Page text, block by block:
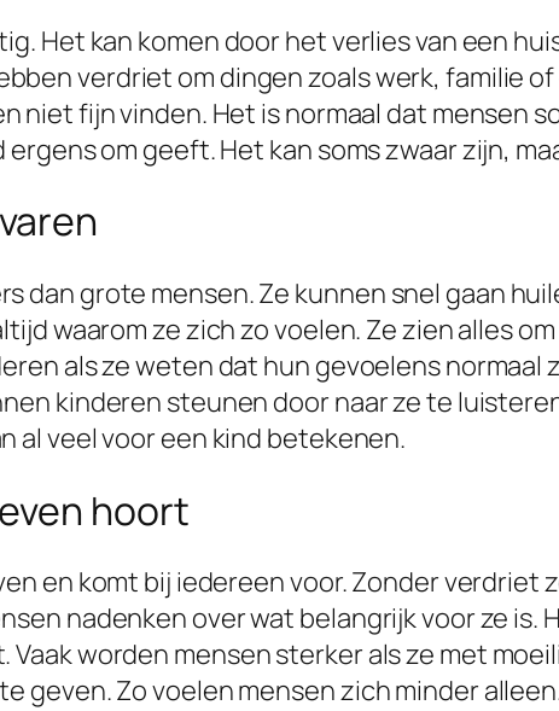
Het kan komen door het verlies van een
verdriet om dingen zoals werk, familie
niet fijn vinden. Het is normaal dat mensen
om geeft. Het kan soms zwaar zijn,
dan grote mensen. Ze kunnen snel gaan
waarom ze zich zo voelen. Ze zien alles
als ze weten dat hun gevoelens normaal
kinderen steunen door naar ze te
al veel voor een kind betekenen.
hoort
en komt bij iedereen voor. Zonder
nadenken over wat belangrijk voor ze is.
worden mensen sterker als ze met
geven. Zo voelen mensen zich minder